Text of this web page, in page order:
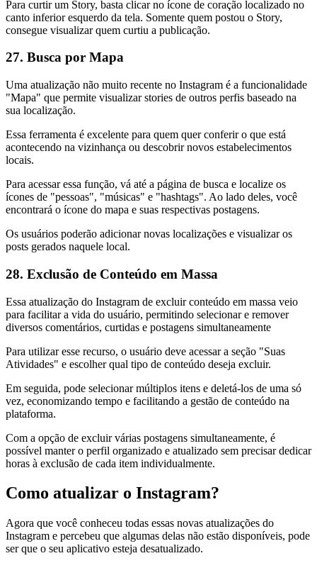
Para curtir um Story, basta clicar no ícone de coração localizado no
canto inferior esquerdo da tela. Somente quem postou o Story,
consegue visualizar quem curtiu a publicação.
27. Busca por Mapa
Uma atualização não muito recente no Instagram é a funcionalidade
"Mapa" que permite visualizar stories de outros perfis baseado na
sua localização.
Essa ferramenta é excelente para quem quer conferir o que está
acontecendo na vizinhança ou descobrir novos estabelecimentos
locais.
Para acessar essa função, vá até a página de busca e localize os
ícones de "pessoas", "músicas" e "hashtags". Ao lado deles, você
encontrará o ícone do mapa e suas respectivas postagens.
Os usuários poderão adicionar novas localizações e visualizar os
posts gerados naquele local.
28. Exclusão de Conteúdo em Massa
Essa atualização do Instagram de excluir conteúdo em massa veio
para facilitar a vida do usuário, permitindo selecionar e remover
diversos comentários, curtidas e postagens simultaneamente
Para utilizar esse recurso, o usuário deve acessar a seção "Suas
Atividades" e escolher qual tipo de conteúdo deseja excluir.
Em seguida, pode selecionar múltiplos itens e deletá-los de uma só
vez, economizando tempo e facilitando a gestão de conteúdo na
plataforma.
Com a opção de excluir várias postagens simultaneamente, é
possível manter o perfil organizado e atualizado sem precisar dedicar
horas à exclusão de cada item individualmente.
Como atualizar o Instagram?
Agora que você conheceu todas essas novas atualizações do
Instagram e percebeu que algumas delas não estão disponíveis, pode
ser que o seu aplicativo esteja desatualizado.